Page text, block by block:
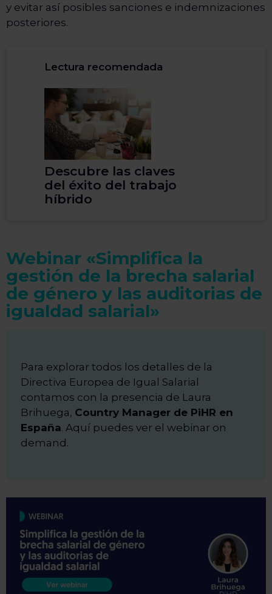
y evitar así posibles sanciones e indemnizaciones
posteriores.
Lectura recomendada
Descubre las claves
del éxito del trabajo
híbrido
Webinar «Simplifica la
gestión de la brecha salarial
de género y las auditorias de
igualdad salarial»
Para explorar todos los detalles de la
Directiva Europea de Igual Salarial
contamos con la presencia de Laura
Brihuega, Country Manager de PiHR en
España. Aquí puedes ver el webinar on
demand.